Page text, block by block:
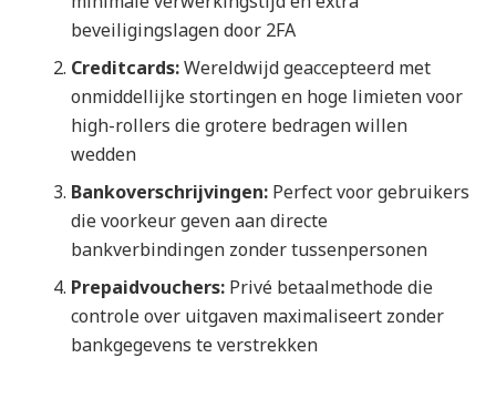
beveiligingslagen door 2FA
Creditcards:Wereldwijd geaccepteerd met
onmiddellijke stortingen en hoge limieten voor
high-rollers die grotere bedragen willen
wedden
Bankoverschrijvingen: Perfect voor gebruikers
die voorkeur geven aan directe
bankverbindingen zonder tussenpersonen
Prepaidvouchers: Privé betaalmethode die
controle over uitgaven maximaliseert zonder
bankgegevens te verstrekken